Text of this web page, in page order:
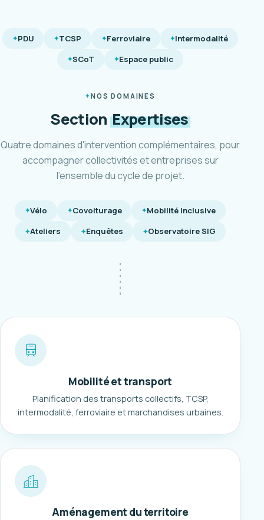
PDU TCSP Ferroviaire
Intermodalité
SCoT
Espace public
NOS DOMAINES
SectionExpertises
Quatre domaines d'intervention complémentaires, pour
accompagner collectivités et entreprises sur
l'ensemble du cycle de projet.
Vélo Covoiturage
Mobilité inclusive
Ateliers
Enquêtes Observatoire SIG
Mobilité et transport
Planification des transports collectifs, TCSP,
intermodalité, ferroviaire et marchandises urbaines.
Aménagement du territoire